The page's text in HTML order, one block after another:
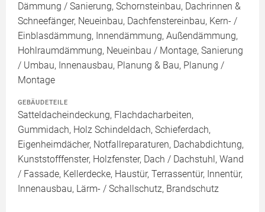
Dämmung / Sanierung, Schornsteinbau, Dachrinnen &
Schneefänger, Neueinbau, Dachfenstereinbau, Kern- /
Einblasdämmung, Innendämmung, Außendämmung,
Hohlraumdämmung, Neueinbau / Montage, Sanierung
/ Umbau, Innenausbau, Planung & Bau, Planung /
Montage
GEBÄUDETEILE
Satteldacheindeckung, Flachdacharbeiten,
Gummidach, Holz Schindeldach, Schieferdach,
Eigenheimdächer, Notfallreparaturen, Dachabdichtung,
Kunststofffenster, Holzfenster, Dach / Dachstuhl, Wand
/ Fassade, Kellerdecke, Haustür, Terrassentür, Innentür,
Innenausbau, Lärm- / Schallschutz, Brandschutz